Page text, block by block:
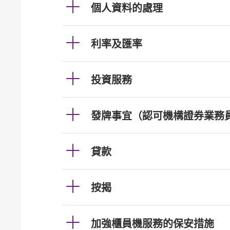
個人資料的處理
利率及匯率
投資服務
發牌事宜（認可機構證券業務
貸款
按揭
加強櫃員機服務的保安措施